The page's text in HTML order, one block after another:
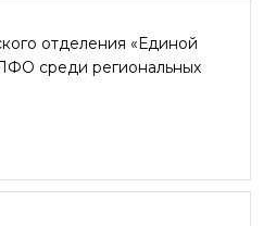
отделения «Единой
среди региональных